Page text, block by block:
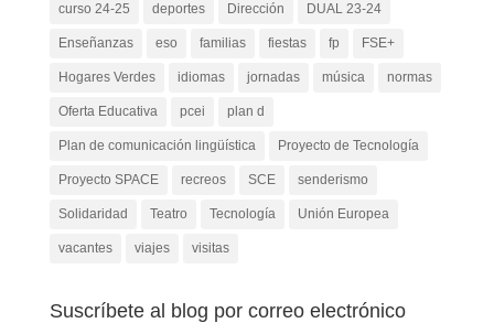
curso 24-25 deportes Dirección DUAL 23-24
Enseñanzas eso familias fiestas fp FSE+
Hogares Verdes idiomas jornadas música normas
Oferta Educativa pcei plan d
Plan de comunicación lingüística Proyecto de Tecnología
Proyecto SPACE recreos SCE senderismo
Solidaridad Teatro Tecnología Unión Europea
vacantes viajes visitas
Suscríbete al blog por correo electrónico